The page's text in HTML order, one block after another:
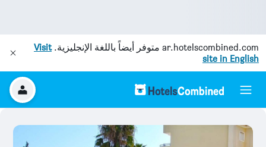
ar.hotelscombined.com متوفر أيضاً باللغة الإنجليزية.Visit
site in English